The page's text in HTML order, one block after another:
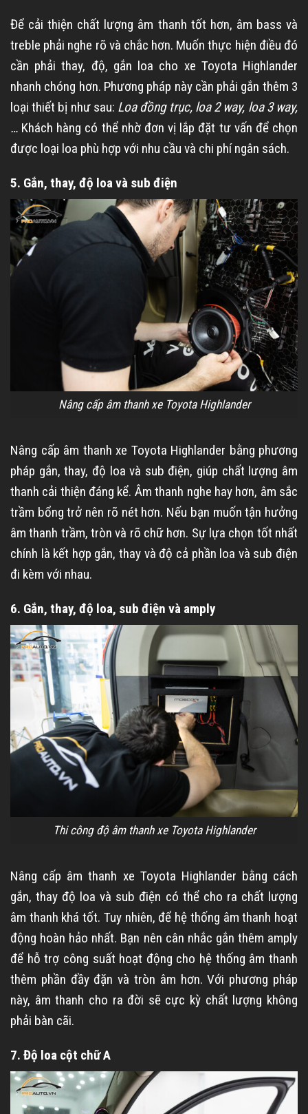
Để cải thiện chất lượng âm thanh tốt hơn, âm bass và
treble phải nghe rõ và chắc hơn. Muốn thực hiện điều đó
cần phải thay, độ, gắn loa cho xe Toyota Highlander
nhanh chóng hơn. Phương pháp này cần phải gắn thêm 3
loại thiết bị như sau: Loa đồng trục, loa 2 way, loa 3 way,
… Khách hàng có thể nhờ đơn vị lắp đặt tư vấn để chọn
được loại loa phù hợp với nhu cầu và chi phí ngân sách.
5. Gắn, thay, độ loa và sub điện
Nâng cấp âm thanh xe Toyota Highlander
Nâng cấp âm thanh xe Toyota Highlander bằng phương
pháp gắn, thay, độ loa và sub điện, giúp chất lượng âm
thanh cải thiện đáng kể. Âm thanh nghe hay hơn, âm sắc
trầm bổng trở nên rõ nét hơn. Nếu bạn muốn tận hưởng
âm thanh trầm, tròn và rõ chữ hơn. Sự lựa chọn tốt nhất
chính là kết hợp gắn, thay và độ cả phần loa và sub điện
đi kèm với nhau.
6. Gắn, thay, độ loa, sub điện và amply
Thi công độ âm thanh xe Toyota Highlander
Nâng cấp âm thanh xe Toyota Highlander bằng cách
gắn, thay độ loa và sub điện có thể cho ra chất lượng
âm thanh khá tốt. Tuy nhiên, để hệ thống âm thanh hoạt
động hoàn hảo nhất. Bạn nên cân nhắc gắn thêm amply
để hỗ trợ công suất hoạt động cho hệ thống âm thanh
thêm phần đầy đặn và tròn âm hơn. Với phương pháp
này, âm thanh cho ra đời sẽ cực kỳ chất lượng không
phải bàn cãi.
7. Độ loa cột chữ A